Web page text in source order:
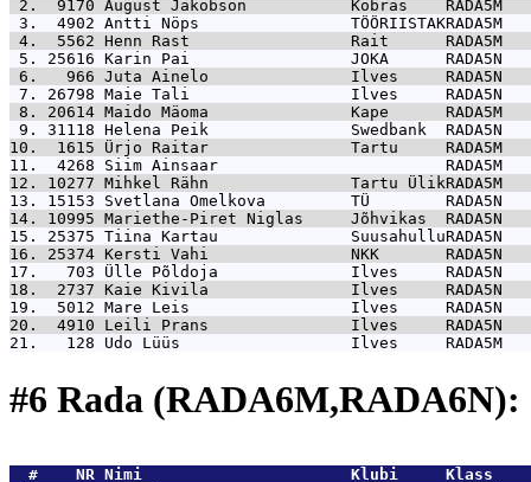
2.  9170 August Jakobson           Kobras    RADA5M
3.  4902 Antti Nöps                TÖÖRIISTAKRADA5M
4.  5562 Henn Rast                 Rait      RADA5M
5. 25616 Karin Pai                 JOKA      RADA5N
6.   966 Juta Ainelo               Ilves     RADA5N
7. 26798 Maie Tali                 Ilves     RADA5N
8. 20614 Maido Mäoma               Kape      RADA5M
9. 31118 Helena Peik               Swedbank  RADA5N
10.  1615 Ürjo Raitar               Tartu     RADA5M
11.  4268 Siim Ainsaar                        RADA5M
12. 10277 Mihkel Rähn               Tartu ÜlikRADA5M
13. 15153 Svetlana Omelkova         TÜ        RADA5N
14. 10995 Mariethe-Piret Niglas     Jõhvikas  RADA5N
15. 25375 Tiina Kartau              SuusahulluRADA5N
16. 25374 Kersti Vahi               NKK       RADA5N
17.   703 Ülle Põldoja              Ilves     RADA5N
18.  2737 Kaie Kivila               Ilves     RADA5N
19.  5012 Mare Leis                 Ilves     RADA5N
20.  4910 Leili Prans               Ilves     RADA5N
21.   128 Udo Lüüs                  Ilves     RADA5M
#6 Rada
  #    NR
Nimi                      Klubi